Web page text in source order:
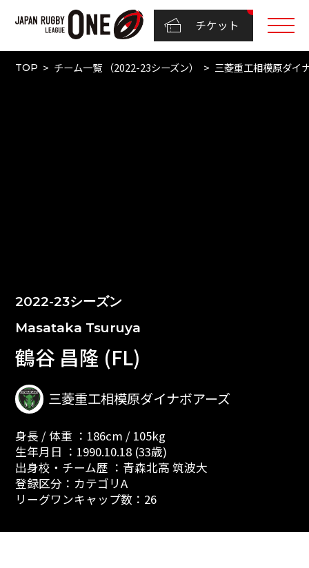
チケット
TOP チーム一覧 （2022-23シーズン） 三菱重工相模原ダイ
2022-23シーズン
Masataka Tsuruya
鶴谷 昌隆 (FL)
三菱重工相模原ダイナボアーズ
身長 / 体重 ：186cm / 105kg
生年月日 ：1990.10.18 (33歳)
出身校・チーム歴 ：青森北高 筑波大
登録区分：カテゴリA
リーグワンキャップ数：26